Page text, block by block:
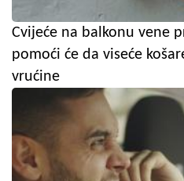
Cvijeće na balkonu vene
pomoći će da viseće
vrućine